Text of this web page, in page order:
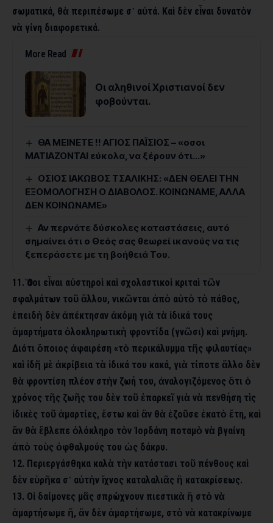
σωματικά, θὰ περιπέσωμε σ᾿ αὐτά. Καὶ δὲν εἶναι δυνατὸν
νὰ γίνη διαφορετικά.
More Read
Οι αληθινοί Χριστιανοί δεν
φοβούνται.
ΘΑ ΜΕΙΝΕΤΕ !! ΑΓΙΟΣ ΠΑΪΣΙΟΣ – «οσοι
ΜΑΤΙΑΖΟΝΤΑΙ εύκολα, να ξέρουν ότι…»
ΟΣΙΟΣ ΙΑΚΩΒΟΣ ΤΣΑΛΙΚΗΣ: «ΔΕΝ ΘΕΛΕΙ ΤΗΝ
ΕΞΟΜΟΛΟΓΗΣΗ Ο ΔΙΑΒΟΛΟΣ. ΚΟΙΝΩΝΑΜΕ, ΑΛΛΑ
ΔΕΝ ΚΟΙΝΩΝΑΜΕ»
Αν περνάτε δύσκολες καταστάσεις, αυτό
σημαίνει ότι ο Θεός σας θεωρεί ικανούς να τις
ξεπεράσετε με τη βοήθειά Του.
11. Ὅσοι εἶναι αὐστηροὶ καὶ σχολαστικοὶ κριταὶ τῶν
σφαλμάτων τοῦ ἄλλου, νικῶνται ἀπὸ αὐτὸ τὸ πάθος,
ἐπειδὴ δὲν ἀπέκτησαν ἀκόμη γιὰ τὰ ἰδικά τους
ἁμαρτήματα ὁλοκληρωτικὴ φροντίδα (γνῶσι) καὶ μνήμη.
Διότι ὅποιος ἀφαιρέση «τὸ περικάλυμμα τῆς φιλαυτίας»
καὶ ἰδῆ μὲ ἀκρίβεια τὰ ἰδικά του κακά, γιὰ τίποτε ἄλλο δὲν
θὰ φροντίση πλέον στὴν ζωή του, ἀναλογιζόμενος ὅτι ὁ
χρόνος τῆς ζωῆς του δὲν τοῦ ἐπαρκεῖ γιὰ νὰ πενθήση τὶς
ἰδικὲς τοῦ ἁμαρτίες, ἔστω καὶ ἂν θὰ ἐζοῦσε ἑκατὸ ἔτη, καὶ
ἂν θὰ ἔβλεπε ὁλόκληρο τὸν Ἰορδάνη ποταμὸ νὰ βγαίνη
ἀπὸ τοὺς ὀφθαλμούς του ὡς δάκρυ.
12. Περιεργάσθηκα καλὰ τὴν κατάστασι τοῦ πένθους καὶ
δὲν εὑρῆκα σ᾿ αὐτὴν ἴχνος καταλαλιᾶς ἢ κατακρίσεως.
13. Οἱ δαίμονες μᾶς σπρώχνουν πιεστικὰ ἢ στὸ νὰ
ἁμαρτήσωμε ἤ, ἂν δὲν ἁμαρτήσωμε, στὸ νὰ κατακρίνωμε